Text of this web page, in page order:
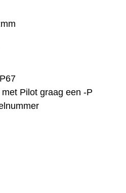
Pilot graag een -P